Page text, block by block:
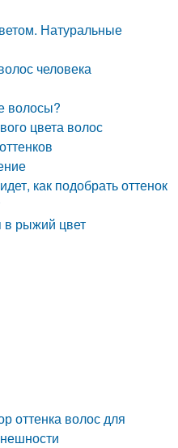
Натуральные
человека
волосы?
цвета волос
как подобрать оттенок
рыжий цвет
оттенка волос для